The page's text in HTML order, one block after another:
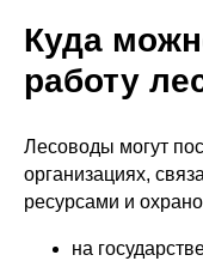
Куда
работу
Лесоводы могут
организациях,
ресурсами и
на
Есть
по выбору